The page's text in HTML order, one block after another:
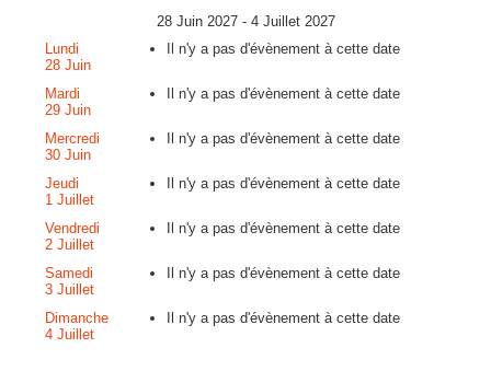
28 Juin 2027 - 4 Juillet 2027
Lundi
28 Juin
Il n'y a pas d'évènement à cette date
Mardi
29 Juin
Il n'y a pas d'évènement à cette date
Mercredi
30 Juin
Il n'y a pas d'évènement à cette date
Jeudi
1 Juillet
Il n'y a pas d'évènement à cette date
Vendredi
2 Juillet
Il n'y a pas d'évènement à cette date
Samedi
3 Juillet
Il n'y a pas d'évènement à cette date
Dimanche
4 Juillet
Il n'y a pas d'évènement à cette date